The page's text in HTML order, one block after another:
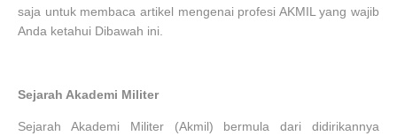
saja untuk membaca artikel mengenai profesi AKMIL yang wajib
Anda ketahui Dibawah ini.
Sejarah Akademi Militer
Sejarah Akademi Militer (Akmil) bermula dari didirikannya